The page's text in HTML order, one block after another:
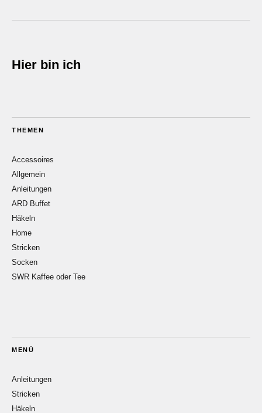
Hier bin ich
THEMEN
Accessoires
Allgemein
Anleitungen
ARD Buffet
Häkeln
Home
Stricken
Socken
SWR Kaffee oder Tee
MENÜ
Anleitungen
Stricken
Häkeln